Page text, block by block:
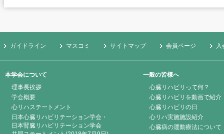
ガイドライン マスコミ サイトマップ 会員ページ 入
本学会について
理事長挨拶
学会概要
心リハステートメント
日本心臓リハビリテーション学会・
日本腎臓リハビリテーション学会
一般の皆様へ
心臓リハビリって何？
心臓リハビリを動画で紹介
心臓リハビリの日
心リハ実施施設紹介
心臓病の運動療法について